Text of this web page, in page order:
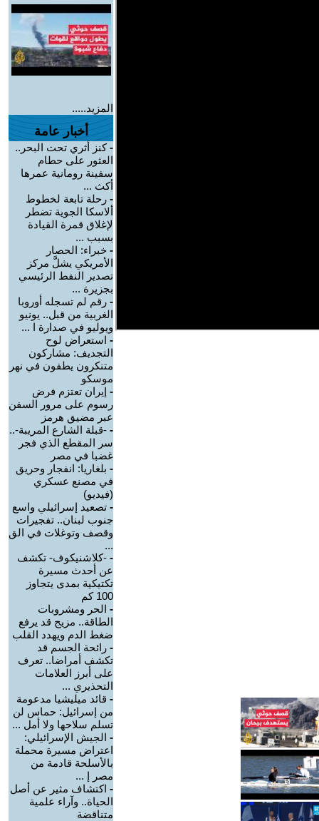
المزيد.....
أخبار عامة
-كنز أثري تحت البحر..
العثور على حطام
سفينة رومانية عمرها
أكث ...
- رحلة تابعة لخطوط
ألاسكا الجوية تضطر
لإغلاق قمرة القيادة
بسبب ...
- خبراء: الحصار
الأمريكي يشلَّ مركز
تصدير النفط الرئيسي
بجزيرة ...
- رقم لم تسجله أوروبا
الغربية من قبل.. يونيو
ويوليو في صدارة ا ...
- استعراض لوح
التجديف: مشاركون
متنكرون يطفون في نهر
موسكو
- إيران تعتزم فرض
رسوم على مرور السفن
عبر مضيق هرمز
- -قبلة الشارع المريبة-..
سر المقطع الذي فجر
غضبا في مصر
- بلغاريا: انفجار وحريق
في مصنع عسكري
(فيديو)
- تصعيد إسرائيلي واسع
جنوب لبنان.. تفجيرات
وقصف وتوغلات في الق
...
- -كلاشنيكوف- تكشف
عن أحدث مسيرة
تكتيكية بمدى يتجاوز
100 كم
- الحر ومشروبات
الطاقة.. مزيج قد يرفع
ضغط الدم ويهدد القلب
- رائحة الجسم قد
تكشف أمراضا.. تعرف
على أبرز العلامات
التحذيري ...
- قائد ميليشيا مدعومة
من إسرائيل: حماس لن
تسلم سلاحها ولا أمل ...
- الجيش الإسرائيلي:
اعتراض مسيرة محملة
بالأسلحة قادمة من
مصر إ ...
- اكتشاف مثير عن أصل
الحياة.. وآراء علمية
متناقضة